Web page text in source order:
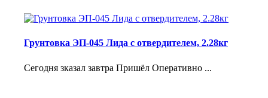
Грунтовка ЭП-045 Лида с отвердителем, 2.28кг
Сегодня зказал завтра Пришёл Оперативно ...